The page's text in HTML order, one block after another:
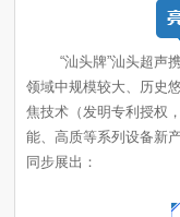
“汕头牌”汕头超声
焦技术（发明专利授权
同步展出：